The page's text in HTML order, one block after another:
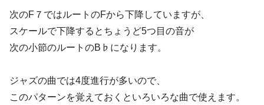
次のF７ではルートのFから下降していますが、
スケールで下降するとちょうど5つ目の音が
次の小節のルートのB♭になります。
ジャズの曲では4度進行が多いので、
このパターンを覚えておくといろいろな曲で使えます。